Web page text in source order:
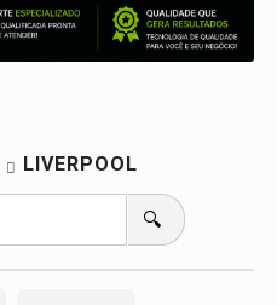
LIVERPOOL
🔍